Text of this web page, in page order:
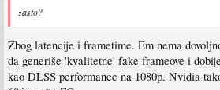
zasto?
Zbog latencije i frametime. Em nema
da generiše 'kvalitetne' fake frameove i
kao DLSS performance na 1080p. Nvidia